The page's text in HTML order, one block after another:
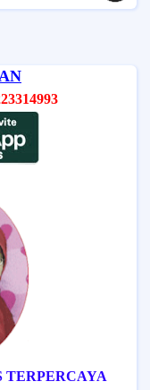
TERPERCAYA